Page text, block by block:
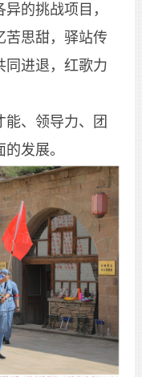
的挑战项目，
苦思甜，驿站传
同进退，红歌力
、领导力、团
发展。